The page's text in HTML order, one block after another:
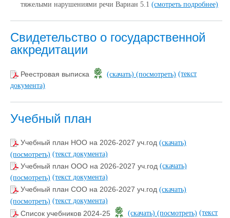
тяжелыми нарушениями речи Вариан 5.1 (смотреть подробнее)
Свидетельство о государственной
аккредитации
Реестровая выписка (скачать) (посмотреть) (текст
документа)
Учебный план
Учебный план НОО на 2026-2027 уч.год (скачать)
(посмотреть) (текст документа)
Учебный план ООО на 2026-2027 уч.год (скачать)
(посмотреть) (текст документа)
Учебный план СОО на 2026-2027 уч.год (скачать)
(посмотреть) (текст документа)
Список учебников 2024-25 (скачать) (посмотреть) (текст